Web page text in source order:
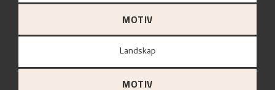
MOTIV
Landskap
MOTIV